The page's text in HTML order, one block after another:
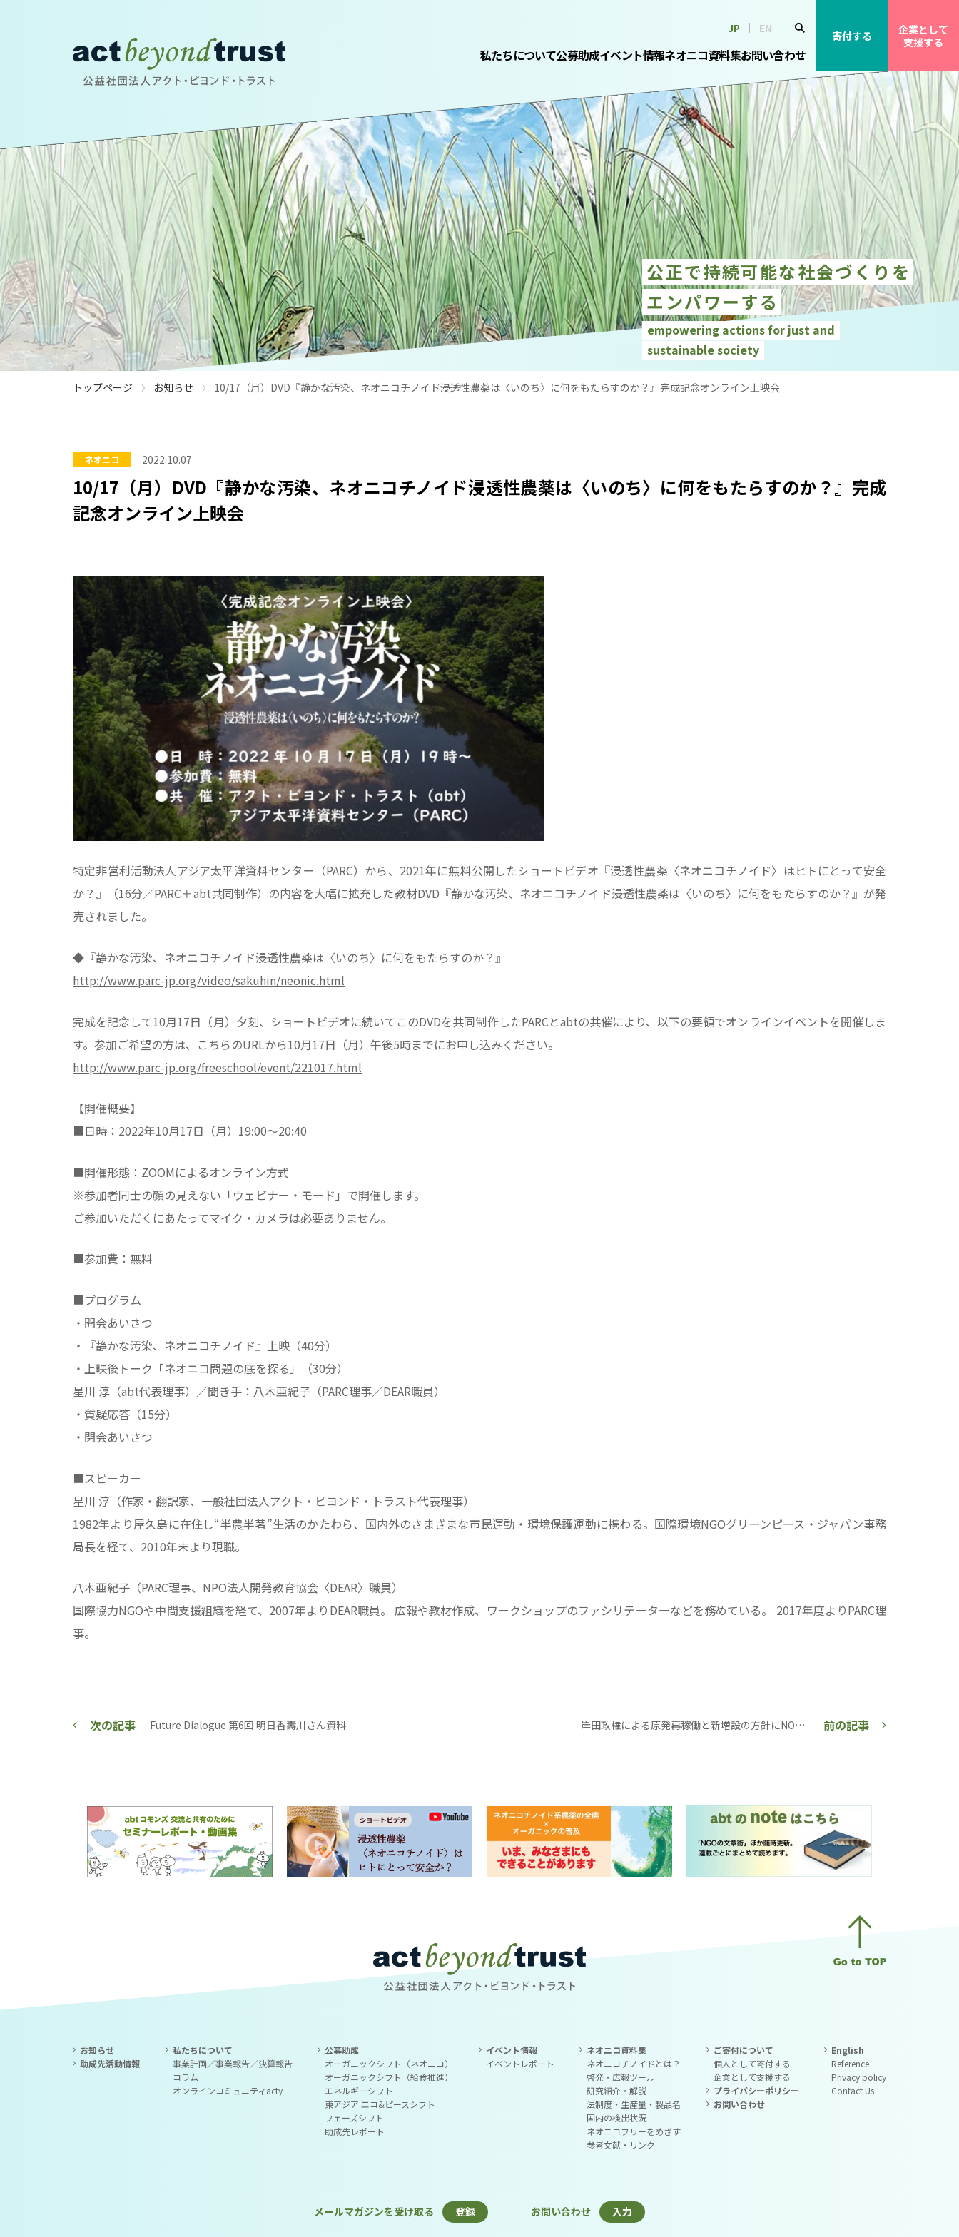
公益社団法人アクト・ビヨンド・トラスト
私たちについて公募助成イベント情報ネオニコ資料集お問い合わせ
JP EN
寄付する
企業として
支援する
公正で持続可能な社会づくりを
エンパワーする
empowering actions for just and
sustainable society
トップページ › お知らせ › 10/17（月）DVD『静かな汚染、ネオニコチノイド――浸透性農薬は〈いのち〉に何をもたらすのか？』完成記念オンライン上映会
ネオニコ 2022.10.07
10/17（月）DVD『静かな汚染、ネオニコチノイド――浸透性農薬は〈いのち〉に何をもたらすのか？』完成
記念オンライン上映会
特定非営利活動法人アジア太平洋資料センター（PARC）から、2021年に無料公開したショートビデオ『浸透性農薬〈ネオニコチノイド〉はヒトにとって安全
か？』（16分／PARC＋abt共同制作）の内容を大幅に拡充した教材DVD『静かな汚染、ネオニコチノイド――浸透性農薬は〈いのち〉に何をもたらすのか？』が発
売されました。
◆『静かな汚染、ネオニコチノイド――浸透性農薬は〈いのち〉に何をもたらすのか？』
http://www.parc-jp.org/video/sakuhin/neonic.html
完成を記念して10月17日（月）夕刻、ショートビデオに続いてこのDVDを共同制作したPARCとabtの共催により、以下の要領でオンラインイベントを開催しま
す。参加ご希望の方は、こちらのURLから10月17日（月）午後5時までにお申し込みください。
http://www.parc-jp.org/freeschool/event/221017.html
【開催概要】
■日時：2022年10月17日（月）19:00～20:40
■開催形態：ZOOMによるオンライン方式
※参加者同士の顔の見えない「ウェビナー・モード」で開催します。
ご参加いただくにあたってマイク・カメラは必要ありません。
■参加費：無料
■プログラム
・開会あいさつ
・『静かな汚染、ネオニコチノイド』上映（40分）
・上映後トーク「ネオニコ問題の底を探る」（30分）
星川 淳（abt代表理事）／聞き手：八木亜紀子（PARC理事／DEAR職員）
・質疑応答（15分）
・閉会あいさつ
■スピーカー
星川 淳（作家・翻訳家、一般社団法人アクト・ビヨンド・トラスト代表理事）
1982年より屋久島に在住し“半農半著”生活のかたわら、国内外のさまざまな市民運動・環境保護運動に携わる。国際環境NGOグリーンピース・ジャパン事務
局長を経て、2010年末より現職。
八木亜紀子（PARC理事、NPO法人開発教育協会〈DEAR〉職員）
国際協力NGOや中間支援組織を経て、2007年よりDEAR職員。 広報や教材作成、ワークショップのファシリテーターなどを務めている。 2017年度よりPARC理
事。
次の記事 Future Dialogue 第6回 明日香壽川さん資料 前の記事
岸田政権による原発再稼働と新増設の方針にNO！（締切間近の賛同募集も）
公益社団法人アクト・ビヨンド・トラスト
お知らせ
助成先活動情報
私たちについて
事業計画／事業報告／決算報告
コラム
オンラインコミュニティacty
公募助成
オーガニックシフト（ネオニコ）
オーガニックシフト（給食推進）
エネルギーシフト
東アジア エコ&ピースシフト
フェーズシフト
助成先レポート
イベント情報
イベントレポート
ネオニコ資料集
ネオニコチノイドとは？
啓発・広報ツール
研究紹介・解説
法制度・生産量・製品名
国内の検出状況
ネオニコフリーをめざす
参考文献・リンク
ご寄付について
個人として寄付する
企業として支援する
プライバシーポリシー
お問い合わせ
English
Reference
Privacy policy
Contact Us
メールマガジンを受け取る 登録 お問い合わせ 入力